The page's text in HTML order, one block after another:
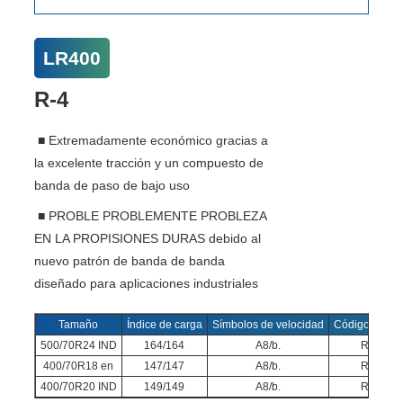
LR400
R-4
■ Extremadamente económico gracias a
la excelente tracción y un compuesto de
banda de paso de bajo uso
■ PROBLE PROBLEMENTE PROBLEZA
EN LA PROPISIONES DURAS debido al
nuevo patrón de banda de banda
diseñado para aplicaciones industriales
Tamaño Índice de carga Símbolos de velocidad
Código de
500/70R24 IND
164/164 A8/b.
R-4
400/70R18 en
147/147 A8/b.
R-4
400/70R20 IND
149/149 A8/b. R-4